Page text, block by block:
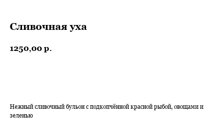
Сливочная уха
1250,00 р.
Нежный сливочный бульон с подкопчённой красной рыбой, овощами и
зеленью